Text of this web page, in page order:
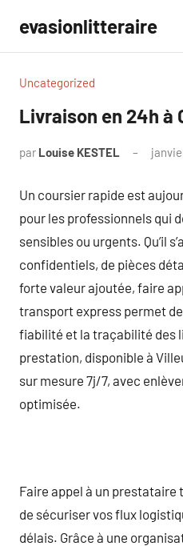
contenu
evasionlitteraire
Uncategorized
Livraison en 24h à
par Louise KESTEL
Un coursier rapide est
pour les professionnels qui
sensibles ou urgents. Qu’il
confidentiels, de pièces
forte valeur ajoutée, faire
transport express permet
fiabilité et la traçabilité des
prestation, disponible à
sur mesure 7j/7, avec
optimisée.
Faire appel à un
de sécuriser vos flux
délais. Grâce à une